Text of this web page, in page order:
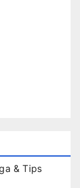
& Tips